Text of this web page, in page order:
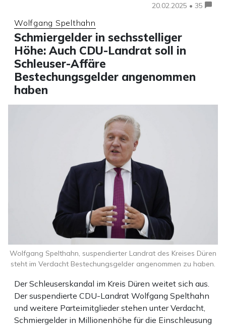
20.02.2025 • 35
Wolfgang Spelthahn
Schmiergelder in sechsstelliger
Höhe: Auch CDU-Landrat soll in
Schleuser-Affäre
Bestechungsgelder angenommen
haben
Der Schleuserskandal im Kreis Düren weitet sich aus.
Der suspendierte CDU-Landrat Wolfgang Spelthahn
und weitere Parteimitglieder stehen unter Verdacht,
Schmiergelder in Millionenhöhe für die Einschleusung
Wolfgang Spelthahn, suspendierter Landrat des Kreises Düren
steht im Verdacht Bestechungsgelder angenommen zu haben.